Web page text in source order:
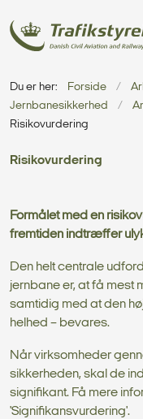
Du er her: Forside
Jernbanesikkerhed
Risikovurdering
Risikovurdering
Formålet med en
fremtiden indtræffer
Den helt centrale
jernbane er, at få mest
samtidig med at den
helhed – bevares.
Når virksomheder
sikkerheden, skal de
signifikant. Få mere
'Signifikansvurdering'.